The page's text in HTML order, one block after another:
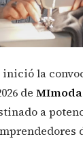
la
de
a